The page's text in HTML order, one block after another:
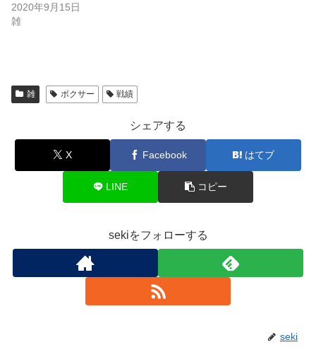
2020年9月15日
雑
雑 ボクサー 戦績
シェアする
X Facebook はてブ
LINE コピー
sekiをフォローする
seki